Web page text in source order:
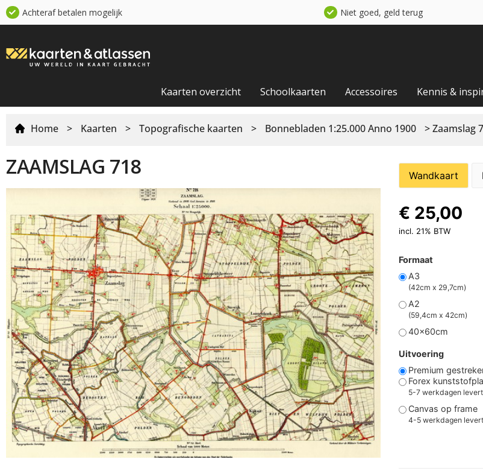
Achteraf betalen mogelijk Niet goed, geld terug
Kaarten overzicht Schoolkaarten Accessoires Kennis &
Home > Kaarten > Topografische kaarten > Bonnebladen 1:25.000 Anno 1900 > Zaamslag
ZAAMSLAG 718 Wandkaart
Formaat
A3
(42cm x 29,7cm)
A2
(59,4cm x 42cm)
40x60cm
Uitvoering
Premium
Forex
5-7 werkdagen
Canvas op frame
4-5 werkdagen
€ 25,00
incl. 21% BTW